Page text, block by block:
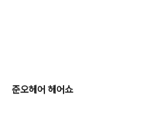
준오헤어 헤어쇼